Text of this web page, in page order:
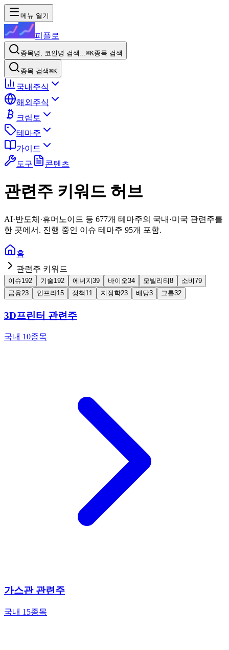
메뉴 열기
피플로
종목명, 코인명 검색...⌘K종목 검색
종목 검색⌘K
국내주식
해외주식
크립토
테마주
가이드
도구
콘텐츠
관련주 키워드 허브
AI·반도체·휴머노이드 등 677개 테마주의 국내·미국 관련주를
한 곳에서. 진행 중인 이슈 테마주 95개 포함.
홈
관련주 키워드
이슈192 기술192 에너지39 바이오34 모빌리티8 소비79
금융23 인프라15 정책 11 지정학23 배당3 그룹32
3D프린터 관련주
국내 10종목
가스관 관련주
국내 15종목